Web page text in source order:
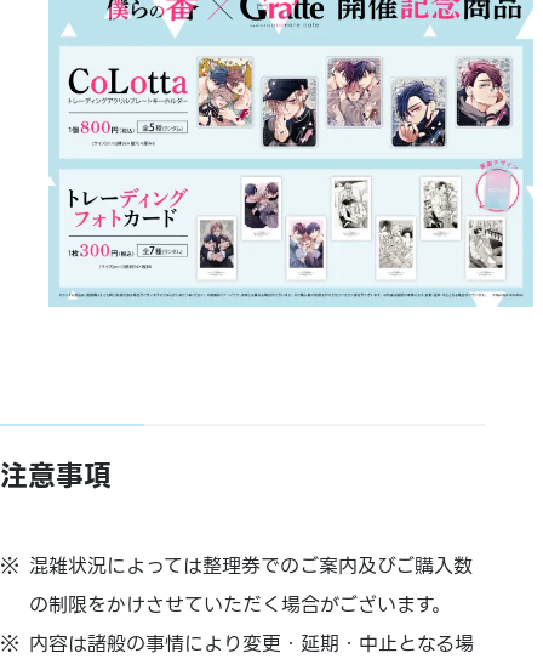
注意事項
混雑状況によっては整理券でのご案内及びご購入数
の制限をかけさせていただく場合がございます。
内容は諸般の事情により変更・延期・中止となる場